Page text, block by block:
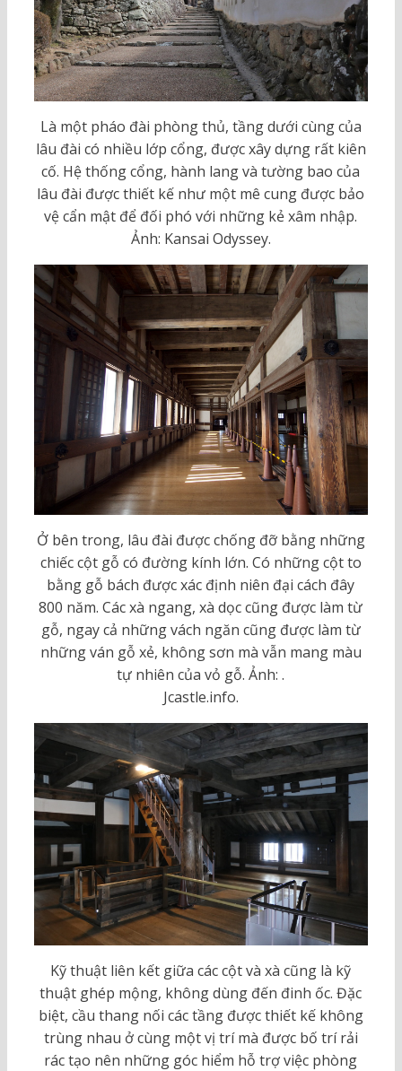
Là một pháo đài phòng thủ, tầng dưới cùng của
lâu đài có nhiều lớp cổng, được xây dựng rất kiên
cố. Hệ thống cổng, hành lang và tường bao của
lâu đài được thiết kế như một mê cung được bảo
vệ cẩn mật để đối phó với những kẻ xâm nhập.
Ảnh: Kansai Odyssey.
Ở bên trong, lâu đài được chống đỡ bằng những
chiếc cột gỗ có đường kính lớn. Có những cột to
bằng gỗ bách được xác định niên đại cách đây
800 năm. Các xà ngang, xà dọc cũng được làm từ
gỗ, ngay cả những vách ngăn cũng được làm từ
những ván gỗ xẻ, không sơn mà vẫn mang màu
tự nhiên của vỏ gỗ. Ảnh: .
Jcastle.info.
Kỹ thuật liên kết giữa các cột và xà cũng là kỹ
thuật ghép mộng, không dùng đến đinh ốc. Đặc
biệt, cầu thang nối các tầng được thiết kế không
trùng nhau ở cùng một vị trí mà được bố trí rải
rác tạo nên những góc hiểm hỗ trợ việc phòng